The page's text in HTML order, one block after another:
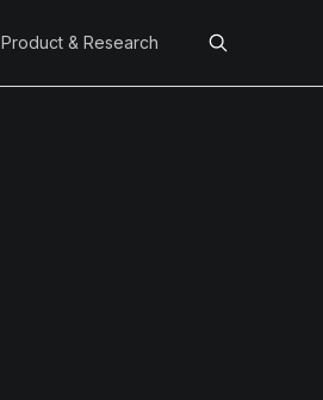
Product & Research